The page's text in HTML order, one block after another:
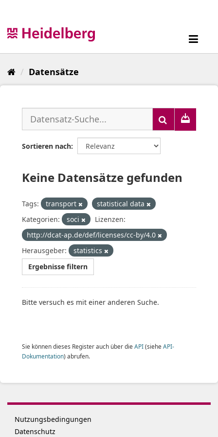
Datensätze
Sortieren nach
Keine Datensätze gefunden
Tags: transport
statistical data
Kategorien:
soci
Lizenzen:
http://dcat-ap.de/def/licenses/cc-by/4.0
Herausgeber:
statistics
Ergebnisse filtern
Bitte versuch es mit einer anderen Suche.
Sie können dieses Register auch über die API(siehe API-
Dokumentation) abrufen.
Nutzungsbedingungen
Datenschutz